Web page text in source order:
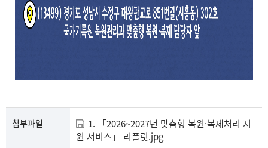
첨부파일
1. 「2026~2027년 맞춤형 복원·복제처리 지
원 서비스」 리플릿.jpg